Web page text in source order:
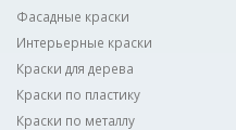
Фасадные краски
Интерьерные краски
Краски для дерева
Краски по пластику
Краски по металлу